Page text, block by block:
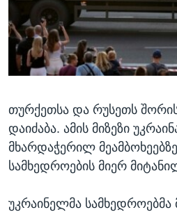
ᲡᲢᲣᲓᲘᲐ ᲕᲐᲨᲘᲜᲒᲢᲝᲜᲘ
ᲔᲙᲝᲜᲝᲛᲘᲙᲐ
ᲯᲐᲜᲛᲠᲗᲔᲚᲝᲑᲐ
ᲛᲔᲪᲜᲘᲔᲠᲔᲑᲐ
ᲙᲣᲚᲢᲣᲠᲐ
ᲓᲔᲖᲘᲜᲤᲝᲠᲛᲐᲪᲘᲐ
Learning English
ᲗᲕᲐᲚᲘ ᲒᲕᲐᲓᲔᲕᲜᲔᲗ
ენები
თურქეთსა და რუსეთს
დაიძაბა. ამის მიზეზი
მხარდაჭერილ
სამხედროების მიერ
უკრაინელმა სამხედროებმა